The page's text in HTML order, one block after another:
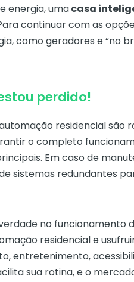
energia, umacasa
continuar com as
como geradores e “no
perdido!
residencial
o completo
Em caso de
sistemas redundantes
no funcionamento
residencial e
entretenimento,
sua rotina, e o